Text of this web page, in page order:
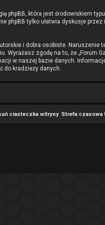
phpBB, która jest środowiskiem
phpBB tylko ułatwia dyskusje przez
i dobra osobiste. Naruszenie
Wyrażasz zgodę na to, że „Forum
w naszej bazie danych.
do kradzieży danych.
Strefa czasowa
ciasteczka witryny